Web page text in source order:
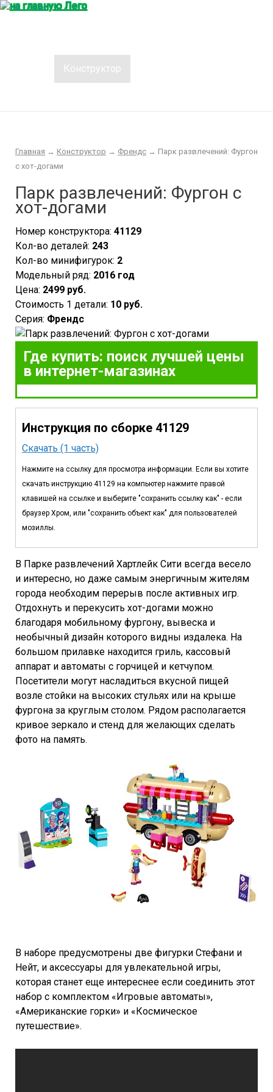
Конструктор
Главная → Конструктор → Френдс → Парк развлечений: Фургон
с хот-догами
Парк развлечений: Фургон с
хот-догами
Номер конструктора: 41129
Кол-во деталей: 243
Кол-во минифигурок: 2
Модельный ряд: 2016 год
Цена: 2499 руб.
Стоимость 1 детали: 10 руб.
Серия: Френдс
Где купить: поиск лучшей цены
в интернет-магазинах
Инструкция по сборке 41129
Скачать (1 часть)
Нажмите на ссылку для просмотра информации. Если вы хотите
скачать инструкцию 41129 на компьютер нажмите правой
клавишей на ссылке и выберите "сохранить ссылку как" - если
браузер Хром, или "сохранить объект как" для пользователей
мозиллы.
В Парке развлечений Хартлейк Сити всегда весело
и интересно, но даже самым энергичным жителям
города необходим перерыв после активных игр.
Отдохнуть и перекусить хот-догами можно
благодаря мобильному фургону, вывеска и
необычный дизайн которого видны издалека. На
большом прилавке находится гриль, кассовый
аппарат и автоматы с горчицей и кетчупом.
Посетители могут насладиться вкусной пищей
возле стойки на высоких стульях или на крыше
фургона за круглым столом. Рядом располагается
кривое зеркало и стенд для желающих сделать
фото на память.
В наборе предусмотрены две фигурки Стефани и
Нейт, и аксессуары для увлекательной игры,
которая станет еще интереснее если соединить этот
набор с комплектом «Игровые автоматы»,
«Американские горки» и «Космическое
путешествие».